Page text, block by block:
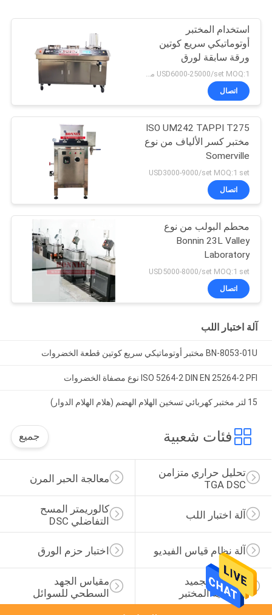
استخدام المختبر
أوتوماتيكي سريع كوتين
ورقة سابقة لورق
الخضروات
USD6000-25000/set MOQ:1 مجموعة
اتصال
ISO UM242 TAPPI T275
مختبر كسر الألياف من نوع
Somerville
USD3000-9000/set MOQ:1 set
اتصال
محطم البولب من نوع
Bonnin 23L Valley
Laboratory
USD5000-8000/set MOQ:1 set
اتصال
آلة اختبار اللب
BN-8053-01U مختبر أوتوماتيكي سريع كوتين قطعة الخضروات
ISO 5264-2 DIN EN 25264-2 PFI نوع مصفاة الخضروات
15 لتر مختبر كهربائي تسخين الهلام الهضم (هلام الهلام الدوار)
فئات شعبية جميع
معالجة الحبر المرن
تحليل حراري متزامن
TGA DSC
كالوريمتر المسح
التفاضلي DSC
آلة اختبار اللب
اختبار حزم الورق آلة نظام قياس الفيديو
مقياس الجهد
السطحي للسوائل
مجفف التجميد
الفراغية المختبر